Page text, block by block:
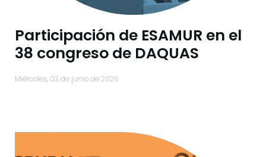
Participación de ESAMUR en el
38 congreso de DAQUAS
miércoles, 03 de junio de 2026